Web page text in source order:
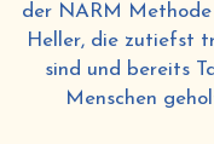
der NARM
Heller, die zutiefst
sind und bereits
Menschen